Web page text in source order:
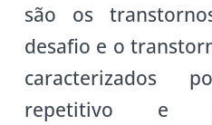
são os
desafio e o
caracterizados
repetitivo e